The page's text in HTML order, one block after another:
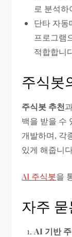
로 분석
단타 자동
프로그램
적합합니
주식봇
주식봇 추천
백을 받을 수
개발하며, 각
있게 해줍니
AI 주식봇을
자주 묻
AI 기반